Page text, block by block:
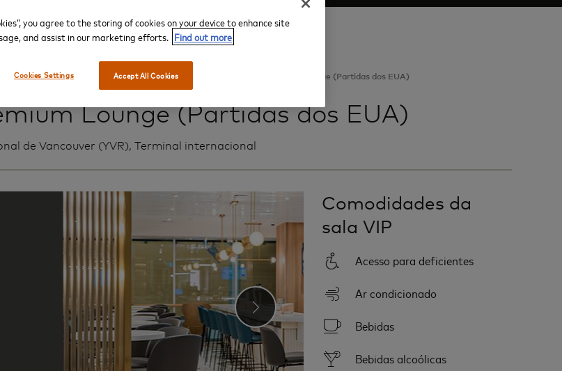
de Vancouver Terminal internacional Plaza Premium Lounge (Partidas dos EUA)
Lounge (Partidas dos EUA)
de Vancouver (YVR), Terminal internacional
›
Comodidades da
sala VIP
Acesso para deficientes
Ar condicionado
Bebidas
Bebidas alcoólicas
you agree to the storing of cookies on your device to enhance site
and assist in our marketing efforts.
Find out more
Accept All Cookies
Cookies Settings